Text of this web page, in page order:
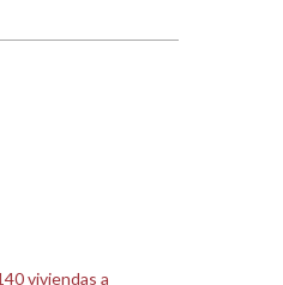
viviendas a